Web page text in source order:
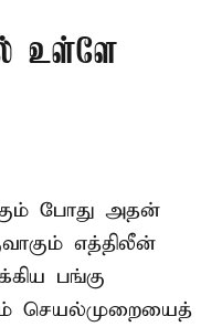
உள்ளே
போது அதன்
எத்திலீன்
பங்கு
செயல்முறையைத்